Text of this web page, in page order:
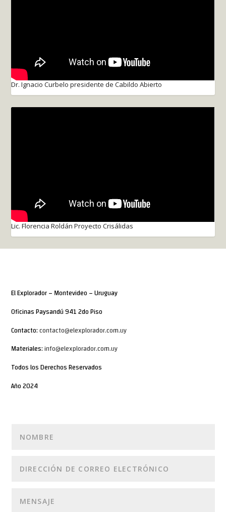
Dr. Ignacio Curbelo presidente de Cabildo Abierto
Lic. Florencia Roldán Proyecto Crisálidas
El Explorador – Montevideo – Uruguay
Oficinas Paysandú 941 2do Piso
Contacto:contacto@elexplorador.com.uy
Materiales:info@elexplorador.com.uy
Todos los Derechos Reservados
Año 2024